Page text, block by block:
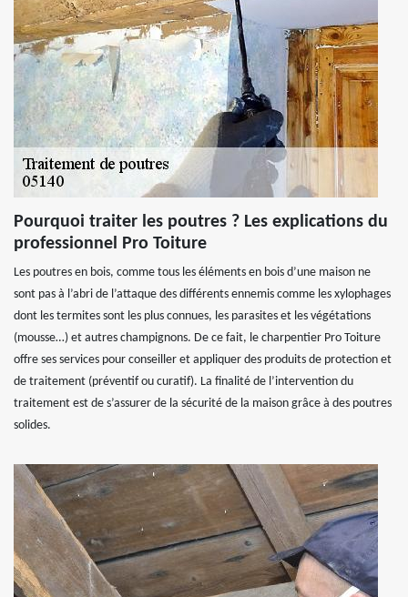
Pourquoi traiter les poutres ? Les explications du
professionnel Pro Toiture
Les poutres en bois, comme tous les éléments en bois d’une maison ne
sont pas à l’abri de l’attaque des différents ennemis comme les xylophages
dont les termites sont les plus connues, les parasites et les végétations
(mousse…) et autres champignons. De ce fait, le charpentier Pro Toiture
offre ses services pour conseiller et appliquer des produits de protection et
de traitement (préventif ou curatif). La finalité de l’intervention du
traitement est de s’assurer de la sécurité de la maison grâce à des poutres
solides.